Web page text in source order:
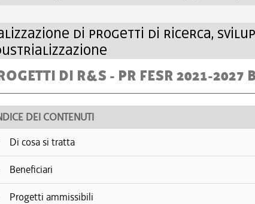
di progetti di ricerca,
DI R&S - PR FESR 2021-
DEI CONTENUTI
Di cosa si tratta
Beneficiari
Progetti ammissibili